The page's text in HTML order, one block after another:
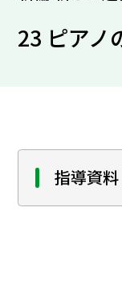
23 ピア
指導資料